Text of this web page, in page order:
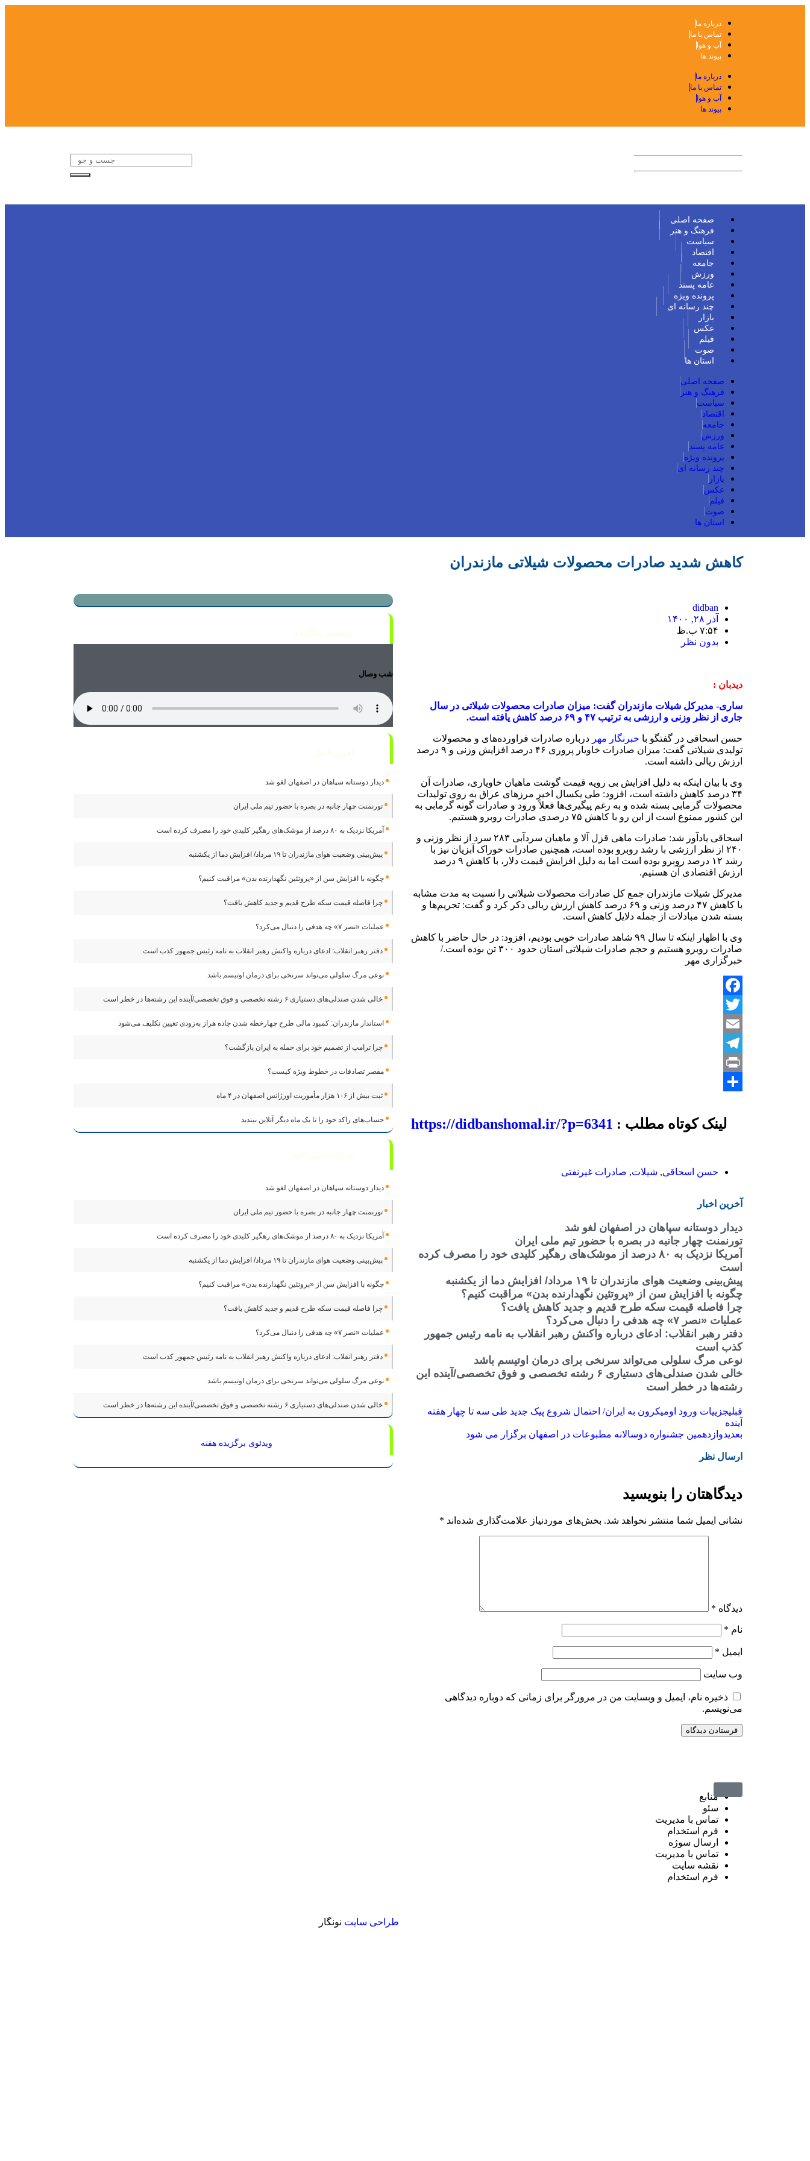
درباره ما
تماس با ما
آب و هوا
پیوند ها
درباره ما
تماس با ما
آب و هوا
پیوند ها
صفحه اصلی
فرهنگ و هنر
سیاست
اقتصاد
جامعه
ورزش
عامه پسند
پرونده ویژه
چند رسانه ای
بازار
عکس
فیلم
صوت
استان ها
صفحه اصلی
فرهنگ و هنر
سیاست
اقتصاد
جامعه
ورزش
عامه پسند
پرونده ویژه
چند رسانه ای
بازار
عکس
فیلم
صوت
استان ها
کاهش شدید صادرات محصولات شیلاتی مازندران
didban
آذر ۲۸, ۱۴۰۰
۷:۵۴ ب.ظ
بدون نظر
دیدبان :
ساری- مدیرکل شیلات مازندران گفت: میزان صادرات محصولات شیلاتی در سال
جاری از نظر وزنی و ارزشی به ترتیب ۴۷ و ۶۹ درصد کاهش یافته است.
حسن اسحاقی در گفتگو با خبرنگار مهر درباره صادرات فراورده‌های و محصولات
تولیدی شیلاتی گفت: میزان صادرات خاویار پروری ۴۶ درصد افزایش وزنی و ۹ درصد
ارزش ریالی داشته است.
وی با بیان اینکه به دلیل افزایش بی رویه قیمت گوشت ماهیان خاویاری، صادرات آن
۳۴ درصد کاهش داشته است، افزود: طی یکسال اخیر مرزهای عراق به روی تولیدات
محصولات گرمابی بسته شده و به رغم پیگیری‌ها فعلاً ورود و صادرات گونه گرمابی به
این کشور ممنوع است از این رو با کاهش ۷۵ درصدی صادرات روبرو هستیم.
اسحاقی یادآور شد: صادرات ماهی قزل آلا و ماهیان سردآبی ۲۸۳ سرد از نظر وزنی و
۲۴۰ از نظر ارزشی با رشد روبرو بوده است، همچنین صادرات خوراک آبزیان نیز با
رشد ۱۲ درصد روبرو بوده است اما به دلیل افزایش قیمت دلار، با کاهش ۹ درصد
ارزش اقتصادی آن هستیم.
مدیرکل شیلات مازندران جمع کل صادرات محصولات شیلاتی را نسبت به مدت مشابه
با کاهش ۴۷ درصد وزنی و ۶۹ درصد کاهش ارزش ریالی ذکر کرد و گفت: تحریم‌ها و
بسته شدن مبادلات از جمله دلایل کاهش است.
وی با اظهار اینکه تا سال ۹۹ شاهد صادرات خوبی بودیم، افزود: در حال حاضر با کاهش
صادرات روبرو هستیم و حجم صادرات شیلاتی استان حدود ۳۰۰ تن بوده است./
خبرگزاری مهر
Facebook
Twitter
Email
Telegram
Print
لینک کوتاه مطلب : https://didbanshomal.ir/?p=6341
حسن اسحاقی, شیلات, صادرات غیرنفتی
آخرین اخبار
دیدار دوستانه سپاهان در اصفهان لغو شد
تورنمنت چهار جانبه در بصره با حضور تیم ملی ایران
آمریکا نزدیک به ۸۰ درصد از موشک‌های رهگیر کلیدی خود را مصرف کرده
است
پیش‌بینی وضعیت هوای مازندران تا ۱۹ مرداد/ افزایش دما از یکشنبه
چگونه با افزایش سن از «پروتئین نگهدارنده بدن» مراقبت کنیم؟
چرا فاصله قیمت سکه طرح قدیم و جدید کاهش یافت؟
عملیات «نصر ۷» چه هدفی را دنبال می‌کرد؟
دفتر رهبر انقلاب: ادعای درباره واکنش رهبر انقلاب به نامه رئیس جمهور
کذب است
نوعی مرگ سلولی می‌تواند سرنخی برای درمان اوتیسم باشد
خالی شدن صندلی‌های دستیاری ۶ رشته تخصصی و فوق تخصصی/آینده این
رشته‌ها در خطر است
قبلیجزییات ورود اومیکرون به ایران/ احتمال شروع پیک جدید طی سه تا چهار هفته
آینده
بعدیدوازدهمین جشنواره دوسالانه مطبوعات در اصفهان برگزار می شود
ارسال نظر
دیدگاهتان را بنویسید
نشانی ایمیل شما منتشر نخواهد شد. بخش‌های موردنیاز علامت‌گذاری شده‌اند *
دیدگاه *
نام *
ایمیل *
وب‌ سایت
ذخیره نام، ایمیل و وبسایت من در مرورگر برای زمانی که دوباره دیدگاهی
می‌نویسم.
موسيقي برگزيده
شب وصال
آخرین اخبار
دیدار دوستانه سپاهان در اصفهان لغو شد
تورنمنت چهار جانبه در بصره با حضور تیم ملی ایران
آمریکا نزدیک به ۸۰ درصد از موشک‌های رهگیر کلیدی خود را مصرف کرده است
پیش‌بینی وضعیت هوای مازندران تا ۱۹ مرداد/ افزایش دما از یکشنبه
چگونه با افزایش سن از «پروتئین نگهدارنده بدن» مراقبت کنیم؟
چرا فاصله قیمت سکه طرح قدیم و جدید کاهش یافت؟
عملیات «نصر ۷» چه هدفی را دنبال می‌کرد؟
دفتر رهبر انقلاب: ادعای درباره واکنش رهبر انقلاب به نامه رئیس جمهور کذب است
نوعی مرگ سلولی می‌تواند سرنخی برای درمان اوتیسم باشد
خالی شدن صندلی‌های دستیاری ۶ رشته تخصصی و فوق تخصصی/آینده این رشته‌ها در خطر است
استاندار مازندران: کمبود مالی طرح چهارخطه شدن جاده هراز به‌زودی تعیین تکلیف می‌شود
چرا ترامپ از تصمیم خود برای حمله به ایران بازگشت؟
مقصر تصادفات در خطوط ویژه کیست؟
ثبت بیش از ۱۰۶ هزار مأموریت اورژانس اصفهان در ۴ ماه
حساب‌های راکد خود را تا یک ماه دیگر آنلاین ببندید
پر بازدیدترین اخبار
دیدار دوستانه سپاهان در اصفهان لغو شد
تورنمنت چهار جانبه در بصره با حضور تیم ملی ایران
آمریکا نزدیک به ۸۰ درصد از موشک‌های رهگیر کلیدی خود را مصرف کرده است
پیش‌بینی وضعیت هوای مازندران تا ۱۹ مرداد/ افزایش دما از یکشنبه
چگونه با افزایش سن از «پروتئین نگهدارنده بدن» مراقبت کنیم؟
چرا فاصله قیمت سکه طرح قدیم و جدید کاهش یافت؟
عملیات «نصر ۷» چه هدفی را دنبال می‌کرد؟
دفتر رهبر انقلاب: ادعای درباره واکنش رهبر انقلاب به نامه رئیس جمهور کذب است
نوعی مرگ سلولی می‌تواند سرنخی برای درمان اوتیسم باشد
خالی شدن صندلی‌های دستیاری ۶ رشته تخصصی و فوق تخصصی/آینده این رشته‌ها در خطر است
ویدئوی برگزیده هفته
منابع
سئو
تماس با مدیریت
فرم استخدام
ارسال سوژه
تماس با مدیریت
نقشه سایت
فرم استخدام
طراحی سایت نونگار